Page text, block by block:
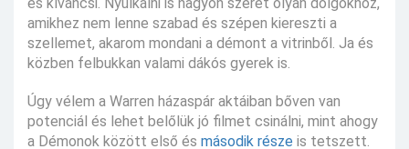
és kíváncsi. Nyúlkálni is nagyon szeret olyan dolgokhoz,
amikhez nem lenne szabad és szépen kiereszti a
szellemet, akarom mondani a démont a vitrinből. Ja és
közben felbukkan valami dákós gyerek is.
Úgy vélem a Warren házaspár aktáiban bőven van
potenciál és lehet belőlük jó filmet csinálni, mint ahogy
a Démonok között első és második része is tetszett.